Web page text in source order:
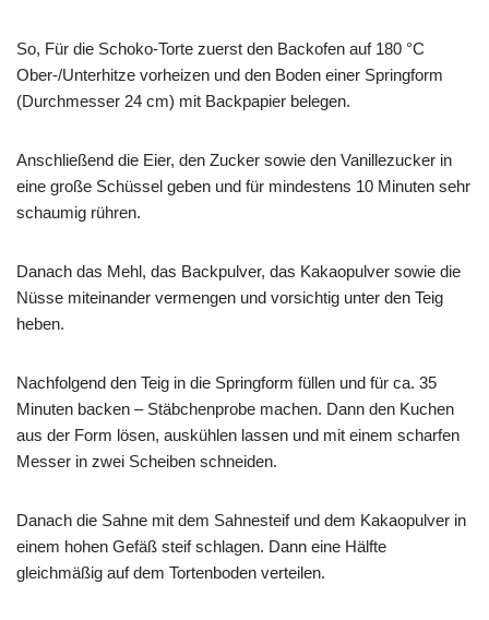
So, Für die Schoko-Torte zuerst den Backofen auf 180 °C
Ober-/Unterhitze vorheizen und den Boden einer Springform
(Durchmesser 24 cm) mit Backpapier belegen.
Anschließend die Eier, den Zucker sowie den Vanillezucker in
eine große Schüssel geben und für mindestens 10 Minuten sehr
schaumig rühren.
Danach das Mehl, das Backpulver, das Kakaopulver sowie die
Nüsse miteinander vermengen und vorsichtig unter den Teig
heben.
Nachfolgend den Teig in die Springform füllen und für ca. 35
Minuten backen – Stäbchenprobe machen. Dann den Kuchen
aus der Form lösen, auskühlen lassen und mit einem scharfen
Messer in zwei Scheiben schneiden.
Danach die Sahne mit dem Sahnesteif und dem Kakaopulver in
einem hohen Gefäß steif schlagen. Dann eine Hälfte
gleichmäßig auf dem Tortenboden verteilen.